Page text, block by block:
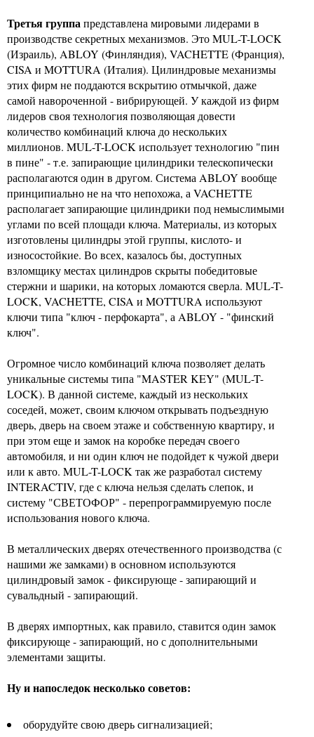
Третья группапредставлена мировыми лидерами в
производстве секретных механизмов. Это MUL-T-LOCK
(Израиль), ABLOY (Финляндия), VACHETTE (Франция),
CISA и MOTTURA (Италия). Цилиндровые механизмы
этих фирм не поддаются вскрытию отмычкой, даже
самой навороченной - вибрирующей. У каждой из фирм
лидеров своя технология позволяющая довести
количество комбинаций ключа до нескольких
миллионов. MUL-T-LOCK использует технологию "пин
в пине" - т.е. запирающие цилиндрики телескопически
располагаются один в другом. Система ABLOY вообще
принципиально не на что непохожа, а VACHETTE
располагает запирающие цилиндрики под немыслимыми
углами по всей площади ключа. Материалы, из которых
изготовлены цилиндры этой группы, кислото- и
износостойкие. Во всех, казалось бы, доступных
взломщику местах цилиндров скрыты победитовые
стержни и шарики, на которых ломаются сверла. MUL-T-
LOCK, VACHETTE, CISA и MOTTURA используют
ключи типа "ключ - перфокарта", а ABLOY - "финский
ключ".
Огромное число комбинаций ключа позволяет делать
уникальные системы типа "MASTER KEY" (MUL-T-
LOCK). В данной системе, каждый из нескольких
соседей, может, своим ключом открывать подъездную
дверь, дверь на своем этаже и собственную квартиру, и
при этом еще и замок на коробке передач своего
автомобиля, и ни один ключ не подойдет к чужой двери
или к авто. MUL-T-LOCK так же разработал систему
INTERACTIV, где с ключа нельзя сделать слепок, и
систему "СВЕТОФОР" - перепрограммируемую после
использования нового ключа.
В металлических дверях отечественного производства (с
нашими же замками) в основном используются
цилиндровый замок - фиксирующе - запирающий и
сувальдный - запирающий.
В дверях импортных, как правило, ставится один замок
фиксирующе - запирающий, но с дополнительными
элементами защиты.
Ну и напоследок несколько советов:
оборудуйте свою дверь сигнализацией;